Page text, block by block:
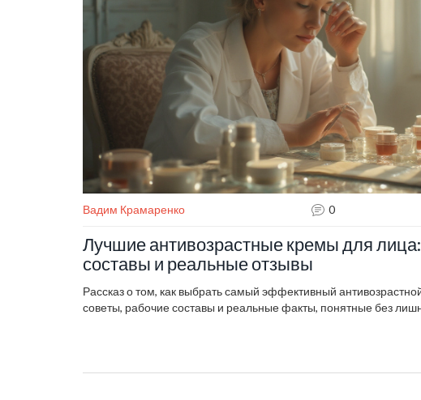
Вадим Крамаренко 0
Лучшие антивозрастные кремы для лица:
составы и реальные отзывы
Рассказ о том, как выбрать самый эффективный
советы, рабочие составы и реальные факты, понятные без